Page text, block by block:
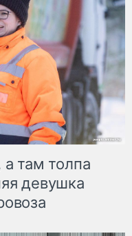
там толпа
девушка